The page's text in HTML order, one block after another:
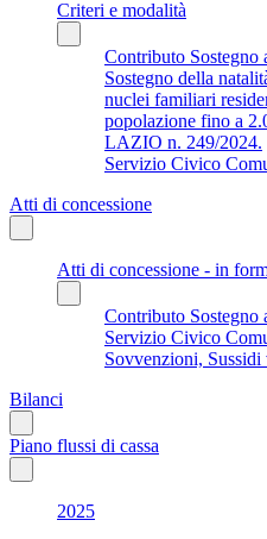
Criteri e modalità
Contributo Sostegno
Sostegno della
nuclei familiari
popolazione fino a
LAZIO n. 249/2024.
Servizio Civico
Atti di concessione
Atti di concessione - in
Contributo Sostegno
Servizio Civico
Sovvenzioni,
Bilanci
Piano flussi di cassa
2025